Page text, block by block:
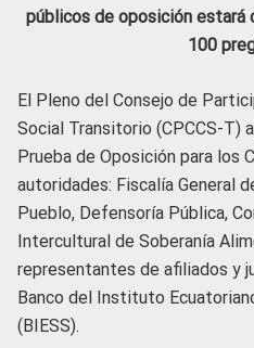
públicos de oposición estará
100
El Pleno del Consejo de
Social Transitorio (CPCCS-T)
Prueba de Oposición para los
autoridades: Fiscalía General
Pueblo, Defensoría Pública,
Intercultural de Soberanía
representantes de afiliados y
Banco del Instituto
(BIESS).